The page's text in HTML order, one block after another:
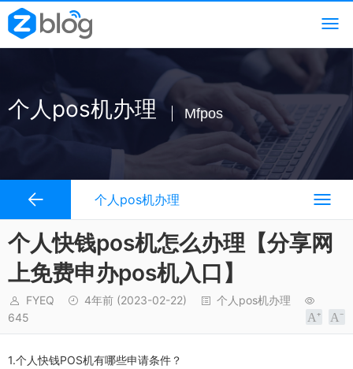
个人pos机办理 Mfpos
个人pos机办理
个人快钱pos机怎么办理【分享网
上免费申办pos机入口】
FYEQ 4年前 (2023-02-22)
个人pos机办理
645
1.个人快钱POS机有哪些申请条件？